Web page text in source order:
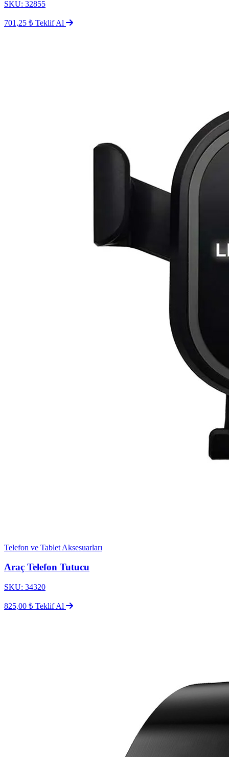
SKU: 32855
701,25 ₺ Teklif Al
Telefon ve Tablet Aksesuarları
Araç Telefon Tutucu
SKU: 34320
825,00 ₺ Teklif Al